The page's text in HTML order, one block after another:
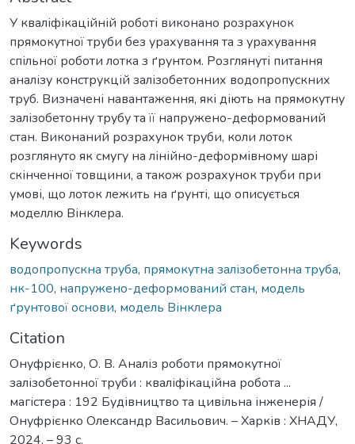
У кваліфікаційній роботі виконано розрахунок
прямокутної труби без урахування та з урахування
спільної роботи лотка з ґрунтом. Розглянуті питання
аналізу конструкцій залізобетонних водопропускних
труб. Визначені навантаження, які діють на прямокутну
залізобетонну трубу та її напружено-деформований
стан. Виконаний розрахунок труби, коли лоток
розглянуто як смугу на лінійно-деформівному шарі
скінченної товщини, а також розрахунок труби при
умові, що лоток лежить на ґрунті, що описується
моделлю Вінклера.
Keywords
водопропускна труба, прямокутна залізобетонна труба,
нк-100, напружено-деформований стан, модель
ґрунтової основи, модель Вінклера
Citation
Онуфрієнко, О. В. Аналіз роботи прямокутної
залізобетонної труби : кваліфікаційна робота ...
магістера : 192 Будівництво та цивільна інженерія /
Онуфрієнко Олександр Васильович. – Харків : ХНАДУ,
2024. – 93 с.